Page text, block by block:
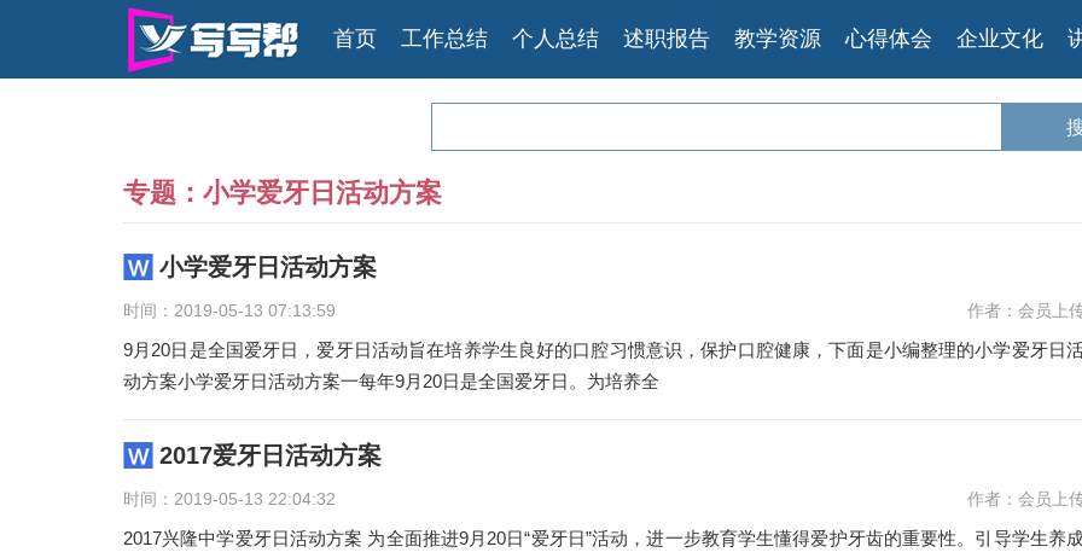
首页 工作总结 个人总结 述职报告 教学资源 心得体会 企业文化
专题：小学爱牙日活动方案
小学爱牙日活动方案
时间：2019-05-13 07:13:59 作者：会员上
9月20日是全国爱牙日，爱牙日活动旨在培养学生良好的口腔习惯意识，保护口腔健康，下面是小编整理的小学爱牙日
动方案小学爱牙日活动方案一每年9月20日是全国爱牙日。为培养全
2017爱牙日活动方案
时间：2019-05-13 22:04:32 作者：会员上
2017兴隆中学爱牙日活动方案 为全面推进9月20日“爱牙日”活动，进一步教育学生懂得爱护牙齿的重要性。引导学生养